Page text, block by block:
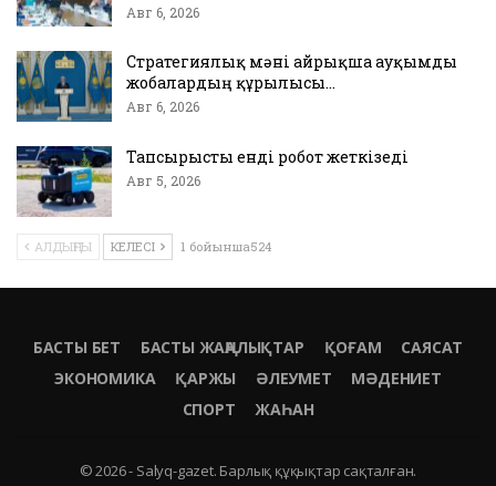
Авг 6, 2026
Стратегиялық мәні айрықша ауқымды
жобалардың құрылысы…
Авг 6, 2026
Тапсырысты енді робот жеткізеді
Авг 5, 2026
АЛДЫҢҒЫ КЕЛЕСІ 1 бойынша524
БАСТЫ БЕТ БАСТЫ ЖАҢАЛЫҚТАР ҚОҒАМ
САЯСАТ
ЭКОНОМИКА
ҚАРЖЫ ӘЛЕУМЕТ
МӘДЕНИЕТ
СПОРТ
ЖАҺАН
© 2026 - Salyq-gazet. Барлық құқықтар сақталған.